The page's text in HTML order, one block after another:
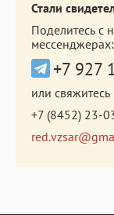
Стали
Поделитесь с
мессенджерах:
+7 927
или
+7 (8452) 23-